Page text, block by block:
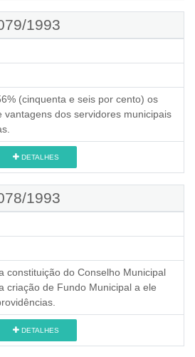
1993
(cinquenta e seis por cento) os
vantagens dos servidores municipais
DETALHES
1993
constituição do Conselho Municipal
criação de Fundo Municipal a ele
DETALHES